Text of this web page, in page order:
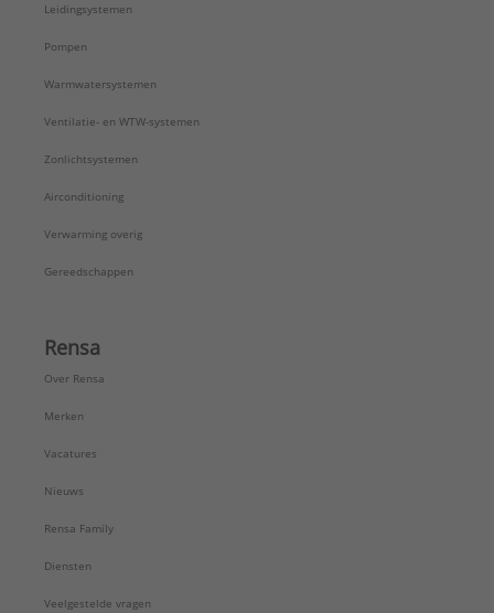
Leidingsystemen
Pompen
Warmwatersystemen
Ventilatie- en WTW-systemen
Zonlichtsystemen
Airconditioning
Verwarming overig
Gereedschappen
Rensa
Over Rensa
Merken
Vacatures
Nieuws
Rensa Family
Diensten
Veelgestelde vragen